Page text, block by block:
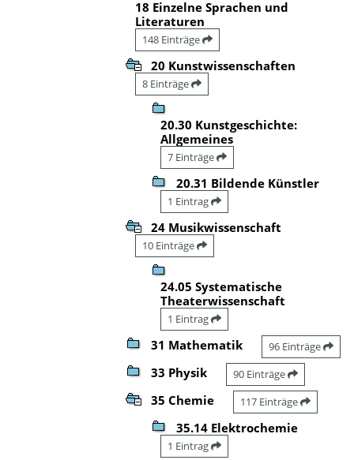
18 Einzelne Sprachen und
Literaturen
148 Einträge
20 Kunstwissenschaften
8 Einträge
20.30 Kunstgeschichte:
Allgemeines
7 Einträge
20.31 Bildende Künstler
1 Eintrag
24 Musikwissenschaft
10 Einträge
24.05 Systematische
Theaterwissenschaft
1 Eintrag
31 Mathematik 96 Einträge
33 Physik 90 Einträge
35 Chemie 117 Einträge
35.14 Elektrochemie
1 Eintrag